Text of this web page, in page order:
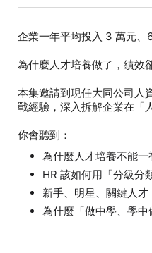
企業一年平均投入 3 萬元、
本集邀請到現任大同公司人
為什麼人才培養不能一
HR 該如何用「分級分
新手、明星、關鍵人才
為什麼「做中學、學中